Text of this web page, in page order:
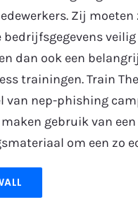
Zij
dan ook een
trainingen. Train
nep-phishing
gebruik van
om een zo